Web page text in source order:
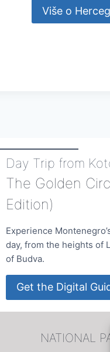
Više o
Day Trip from
The Golden
Edition)
Experience
day, from the heights of
of Budva.
Get the Digital
NATIONAL